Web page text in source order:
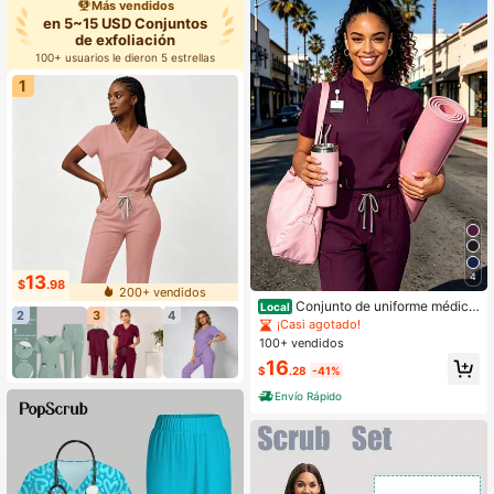
Más vendidos
en 5~15 USD Conjuntos
de exfoliación
100+ usuarios le dieron 5 estrellas
1
$13.98
200+ vendidos
2
3 4
4
Local Conjunto de uniforme médico
de 2 piezas color vino tinto para mu
jer, de poliéster-spandex suave y el
ástico, con múltiples bolsillos y ajus
te cómodo
¡Casi agotado!
100+ vendidos
$16.28 -41%
Envío Rápido